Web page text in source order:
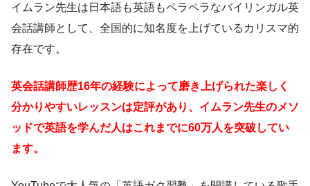
イムラン先生は日本語も英語もペラペラなバイリンガル英
会話講師として、全国的に知名度を上げているカリスマ的
存在です。
英会話講師歴16年の経験によって磨き上げられた楽しく
分かりやすいレッスンは定評があり、イムラン先生のメソ
ッドで英語を学んだ人はこれまでに60万人を突破してい
ます。